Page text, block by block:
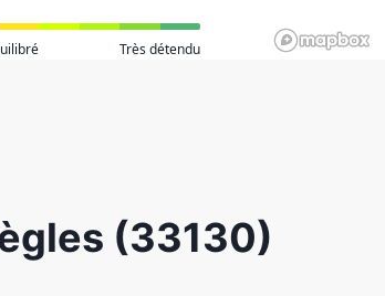
Très détendu
(33130)